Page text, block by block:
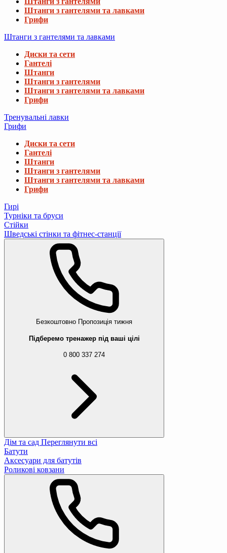
Штанги з гантелями та лавками
Грифи
Штанги з гантелями та лавками
Диски та сети
Гантелі
Штанги
Штанги з гантелями
Штанги з гантелями та лавками
Грифи
Тренувальні лавки
Грифи
Диски та сети
Гантелі
Штанги
Штанги з гантелями
Штанги з гантелями та лавками
Грифи
Гирі
Турніки та бруси
Стійки
Шведські стінки та фітнес-станції
Безкоштовно Пропозиція тижня
Підберемо тренажер під ваші цілі
0 800 337 274
Дім та сад Переглянути всі
Батути
Аксесуари для батутів
Роликові ковзани